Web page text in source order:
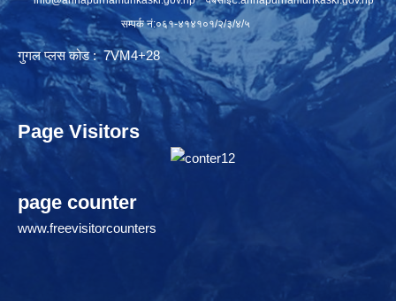
सम्पर्क नं:०६१-४१४१०१/२/३/४/५
गुगल प्लस कोड : 7VM4+28
Page Visitors
page counter
www.freevisitorcounters